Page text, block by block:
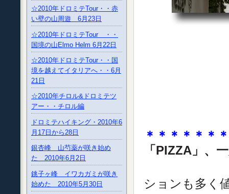
☆2010年ドロミテTour・・赤
い壁の山周遊 6月23日
☆2010年ドロミテTour ・・
国境の山Elmo Helm 6月22日
☆2010年ドロミテTour・・国
境を越えてイタリアへ・・6月
21日
☆2010年チロル&ドロミテツ
アー・・チロル編
ドロミテハイキング・2010年6
月17日から28日
銀杏峰 山芍薬が咲き始め
た 2010年6月2日
銚子ヶ峰 イワカガミが咲き
始めた 2010年5月30日
＊＊＊＊＊
「PIZZA」
ションも多く